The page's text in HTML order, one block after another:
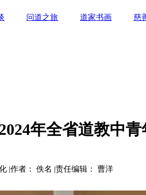
问道之旅 道家书画 慈
年全省道教中
|作者： 佚名 |责任编辑： 曹洋